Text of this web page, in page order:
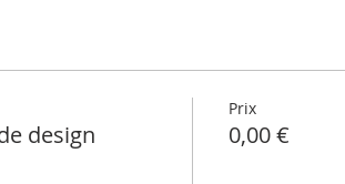
design
Prix
0,00 €